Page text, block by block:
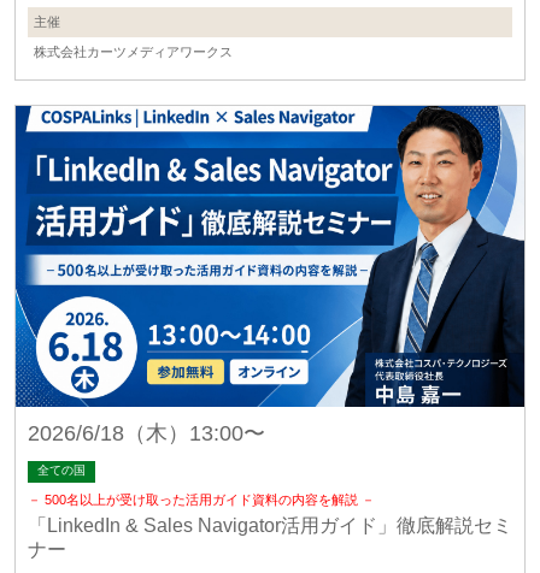
主催
株式会社カーツメディアワークス
2026/6/18（木）13:00〜
全ての国
－ 500名以上が受け取った活用ガイド資料の内容を解説 －
「LinkedIn & Sales Navigator活用ガイド」徹底解説セミ
ナー